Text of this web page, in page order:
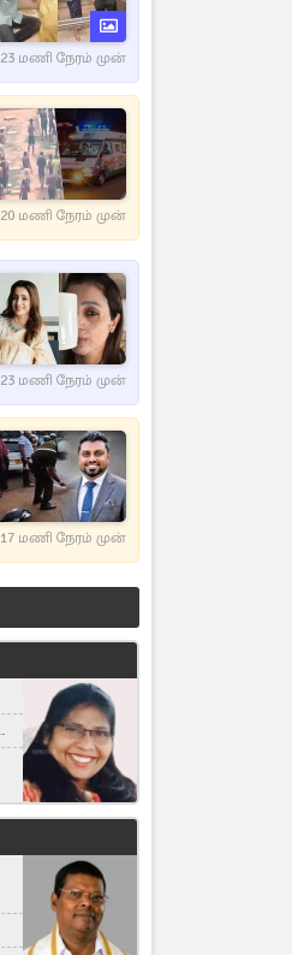
23 மணி நேரம் முன்
20 மணி நேரம் முன்
23 மணி நேரம் முன்
17 மணி நேரம் முன்